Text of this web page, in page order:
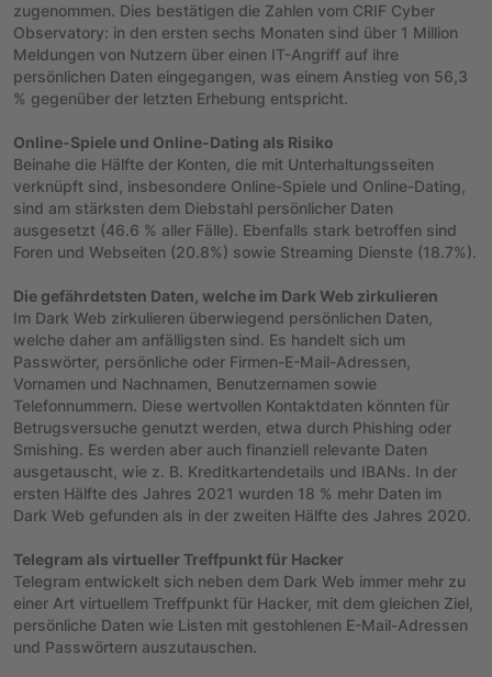
zugenommen. Dies bestätigen die Zahlen vom CRIF Cyber
Observatory: in den ersten sechs Monaten sind über 1 Million
Meldungen von Nutzern über einen IT-Angriff auf ihre
persönlichen Daten eingegangen, was einem Anstieg von 56,3
% gegenüber der letzten Erhebung entspricht.
Online-Spiele und Online-Dating als Risiko
Beinahe die Hälfte der Konten, die mit Unterhaltungsseiten
verknüpft sind, insbesondere Online-Spiele und Online-Dating,
sind am stärksten dem Diebstahl persönlicher Daten
ausgesetzt (46.6 % aller Fälle). Ebenfalls stark betroffen sind
Foren und Webseiten (20.8%) sowie Streaming Dienste (18.7%).
Die gefährdetsten Daten, welche im Dark Web zirkulieren
Im Dark Web zirkulieren überwiegend persönlichen Daten,
welche daher am anfälligsten sind. Es handelt sich um
Passwörter, persönliche oder Firmen-E-Mail-Adressen,
Vornamen und Nachnamen, Benutzernamen sowie
Telefonnummern. Diese wertvollen Kontaktdaten könnten für
Betrugsversuche genutzt werden, etwa durch Phishing oder
Smishing. Es werden aber auch finanziell relevante Daten
ausgetauscht, wie z. B. Kreditkartendetails und IBANs. In der
ersten Hälfte des Jahres 2021 wurden 18 % mehr Daten im
Dark Web gefunden als in der zweiten Hälfte des Jahres 2020.
Telegram als virtueller Treffpunkt für Hacker
Telegram entwickelt sich neben dem Dark Web immer mehr zu
einer Art virtuellem Treffpunkt für Hacker, mit dem gleichen Ziel,
persönliche Daten wie Listen mit gestohlenen E-Mail-Adressen
und Passwörtern auszutauschen.